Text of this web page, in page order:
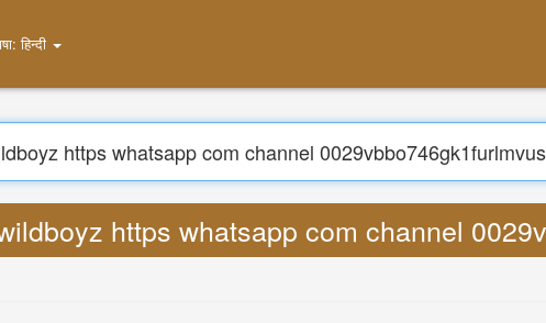
हिन्दी
wildboyz https whatsapp com channel